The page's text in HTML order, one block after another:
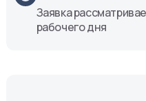
Заявка
рабочего дня